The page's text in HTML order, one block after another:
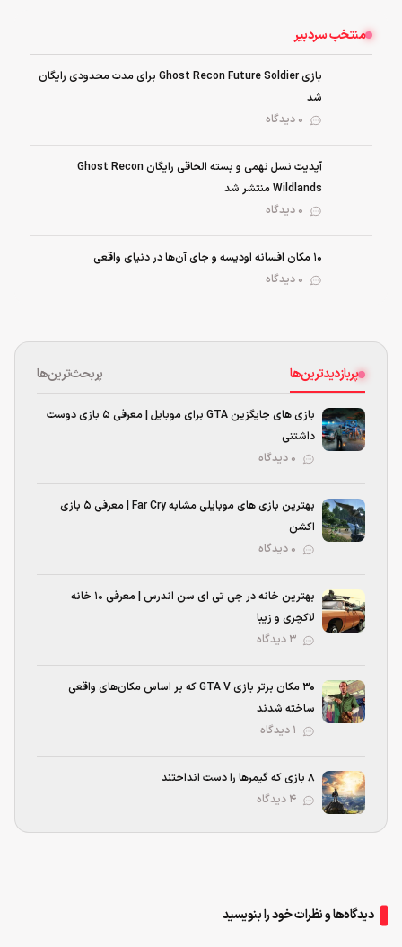
منتخب سردبیر
بازی Ghost Recon Future Soldier برای مدت محدودی رایگان
شد
آپدیت نسل نهمی و بسته الحاقی رایگان Ghost Recon
Wildlands منتشر شد
۱۰ مکان افسانه اودیسه و جای آن‌ها در دنیای واقعی
پربازدیدترین‌ها پربحث‌ترین‌ها
بازی های جایگزین GTA برای موبایل | معرفی ۵ بازی دوست
داشتنی
بهترین بازی‌ های موبایلی مشابه Far Cry | معرفی ۵ بازی
اکشن
بهترین خانه در جی تی ای سن اندرس | معرفی ۱۰ خانه
لاکچری و زیبا
۳۰ مکان برتر بازی GTA V که بر اساس مکان‌های واقعی
ساخته شدند
۸ بازی که گیمرها را دست انداختند
دیدگاه‌ها و نظرات خود را بنویسید